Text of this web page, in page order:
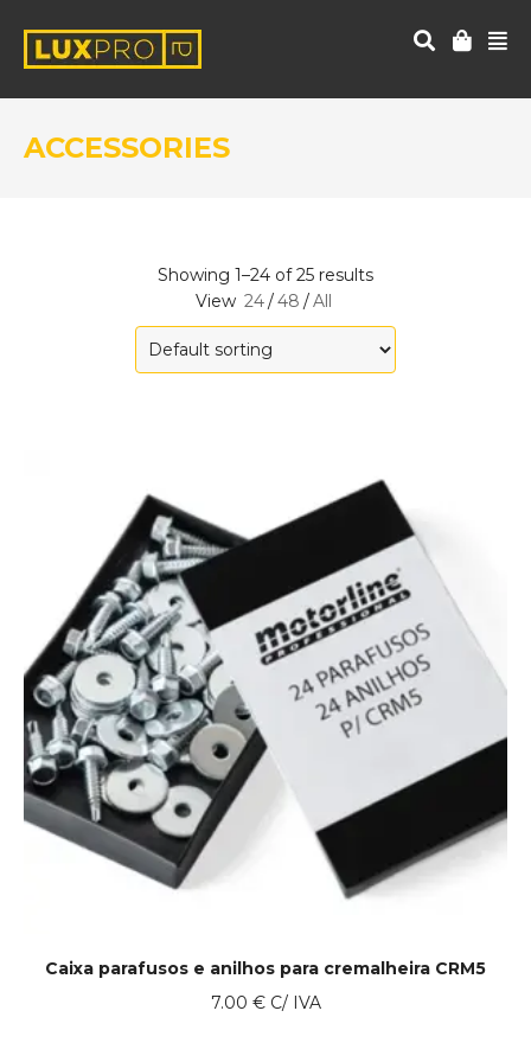
ACCESSORIES
Showing 1–24 of 25 results
View 24/48 /All
Caixa parafusos e anilhos para cremalheira CRM5
7.00 €C/ IVA